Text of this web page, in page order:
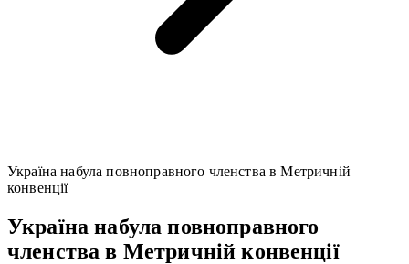
Україна набула повноправного членства в Метричній
конвенції
Україна набула повноправного
членства в Метричній конвенції